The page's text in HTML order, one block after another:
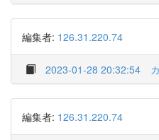
編集者: 126.31.220.74
2023-01-28 20:32:54
編集者: 126.31.220.74